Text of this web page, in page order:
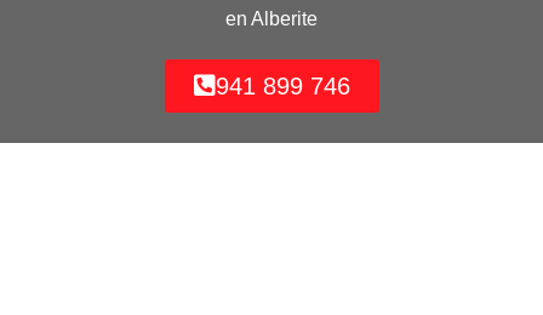
en Alberite
941 899 746